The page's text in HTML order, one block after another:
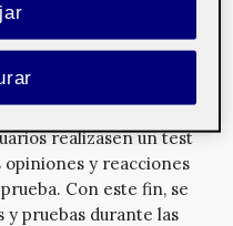
necesitaba saber
cuáles son las
hacerlo. Necesitaba
realizasen un test
opiniones y reacciones
Con este fin, se
pruebas durante las